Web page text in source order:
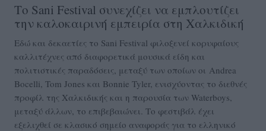
Το Sani Festival συνεχίζει να εμπλουτίζει
την καλοκαιρινή εμπειρία στη Χαλκιδική
Εδώ και δεκαετίες το Sani Festival φιλοξενεί κορυφαίους
καλλιτέχνες από διαφορετικά μουσικά είδη και
πολιτιστικές παραδόσεις, μεταξύ των οποίων οι Andrea
Bocelli, Tom Jones και Bonnie Tyler, ενισχύοντας το διεθνές
προφίλ της Χαλκιδικής και η παρουσία των Waterboys,
μεταξύ άλλων, το επιβεβαιώνει. Το φεστιβάλ έχει
εξελιχθεί σε κλασικό σημείο αναφοράς για το ελληνικό